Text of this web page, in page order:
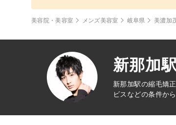
美容院・美容室 メンズ美容室 岐阜県 美濃加
新那加
新那加駅の縮毛矯正
ビスなどの条件か